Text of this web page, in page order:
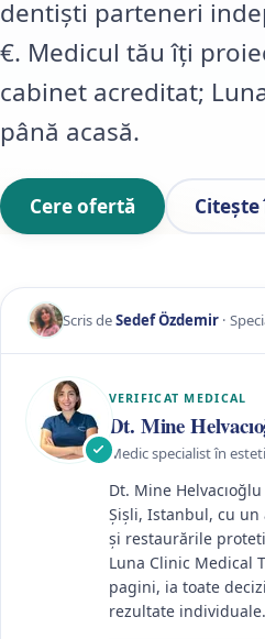
dentiști parteneri
€. Medicul tău îți
cabinet acreditat;
până acasă.
Cere ofertă
Scris deSedef Özdemir·
VERIFICAT MEDICAL
Dt. Mine
Medic specialist în
Dt. Mine
Şişli, Istanbul, cu
și restaurările
Luna Clinic Medical
pagini, ia toate
rezultate individuale.